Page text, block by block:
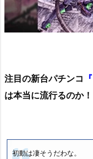
注目の新台パチンコ
は本当に流行るのか！
初動は凄そうだわな。